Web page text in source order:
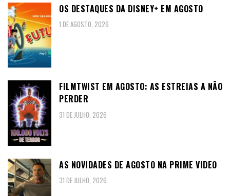
OS DESTAQUES DA DISNEY+ EM AGOSTO
1 DE AGOSTO, 2026
FILMTWIST EM AGOSTO: AS ESTREIAS A NÃO
PERDER
31 DE JULHO, 2026
AS NOVIDADES DE AGOSTO NA PRIME VIDEO
31 DE JULHO, 2026